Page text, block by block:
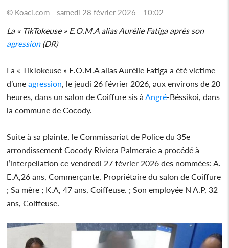
© Koaci.com - samedi 28 février 2026 - 10:02
La « TikTokeuse » E.O.M.A alias Aurèlie Fatiga après son
agression(DR)
La « TikTokeuse » E.O.M.A alias Aurèlie Fatiga a été victime
d’uneagression , le jeudi 26 février 2026, aux environs de 20
heures, dans un salon de Coiffure sis à Angré-Béssikoi, dans
la commune de Cocody.
Suite à sa plainte, le Commissariat de Police du 35e
arrondissement Cocody Riviera Palmeraie a procédé à
l’interpellation ce vendredi 27 février 2026 des nommées: A.
E.A,26 ans, Commerçante, Propriétaire du salon de Coiffure
; Sa mère ; K.A, 47 ans, Coiffeuse. ; Son employée N A.P, 32
ans, Coiffeuse.